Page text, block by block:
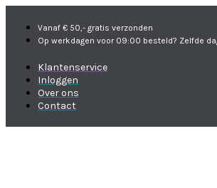
Vanaf € 50,- gratis verzonden
Op werkdagen voor 09:00 besteld? Zelfde
Klantenservice
Inloggen
Over ons
Contact